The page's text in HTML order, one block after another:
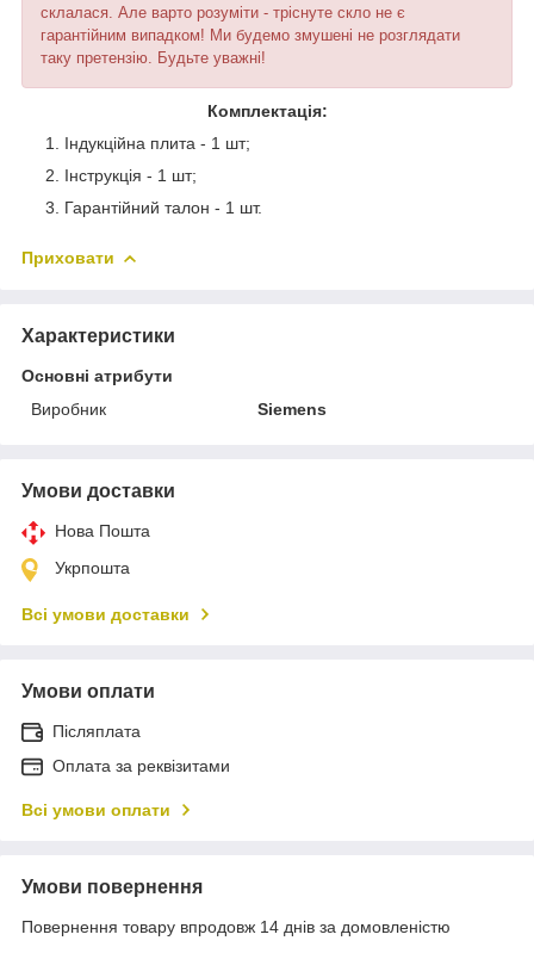
склалася. Але варто розуміти - тріснуте скло не є
гарантійним випадком! Ми будемо змушені не розглядати
таку претензію. Будьте уважні!
Комплектація:
Індукційна плита - 1 шт;
Інструкція - 1 шт;
Гарантійний талон - 1 шт.
Приховати
Характеристики
Основні атрибути
Виробник
Siemens
Умови доставки
Нова Пошта
Укрпошта
Всі умови доставки
Умови оплати
Післяплата
Оплата за реквізитами
Всі умови оплати
Умови повернення
Повернення товару впродовж 14 днів за домовленістю